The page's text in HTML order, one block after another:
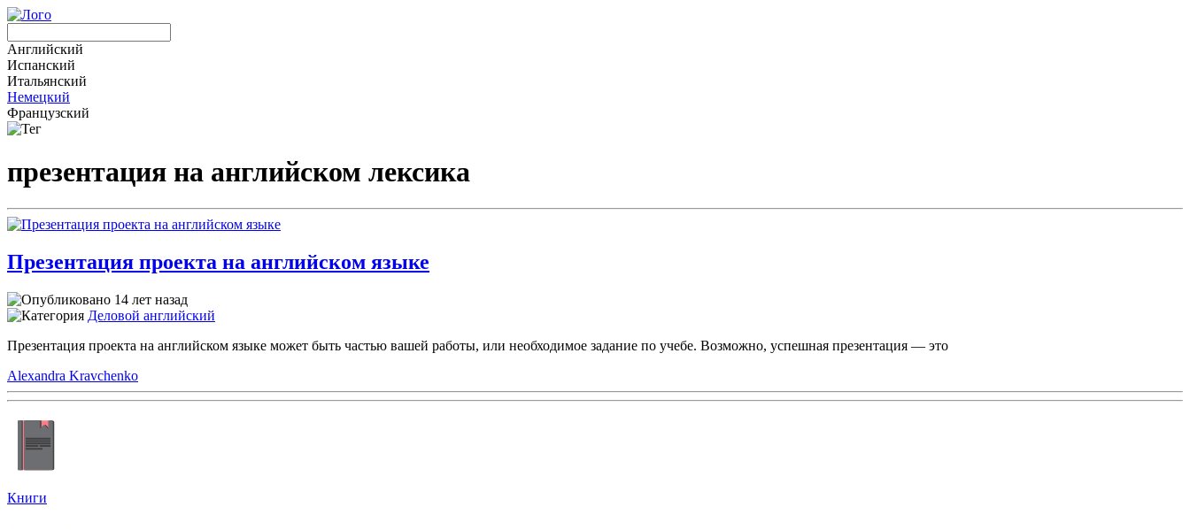
Английский
Испанский
Итальянский
Немецкий
Французский
презентация на английском лексика
Презентация проекта на английском языке
14 лет назад
Деловой английский
Презентация проекта на английском языке может быть частью вашей работы, или необходимое задание по учебе. Возможно, успешная презентация — это
Alexandra Kravchenko
Книги